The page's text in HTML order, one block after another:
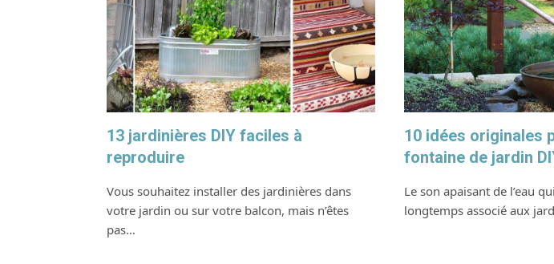
13 jardinières DIY faciles à
reproduire
Vous souhaitez installer des jardinières dans
votre jardin ou sur votre balcon, mais n’êtes
pas…
10 idées originales
fontaine de jardin
Le son apaisant de l’eau
longtemps associé aux